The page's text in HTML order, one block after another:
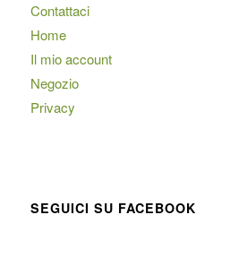
Contattaci
Home
Il mio account
Negozio
Privacy
SEGUICI SU FACEBOOK